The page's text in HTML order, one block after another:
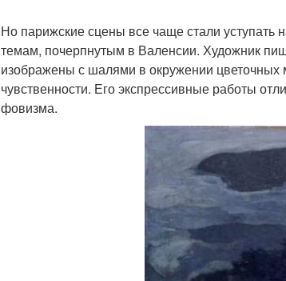
Но парижские сцены все чаще стали
темам, почерпнутым в Валенсии. Художник
изображены с шалями в окружении цветочных
чувственности. Его экспрессивные работы
фовизма.